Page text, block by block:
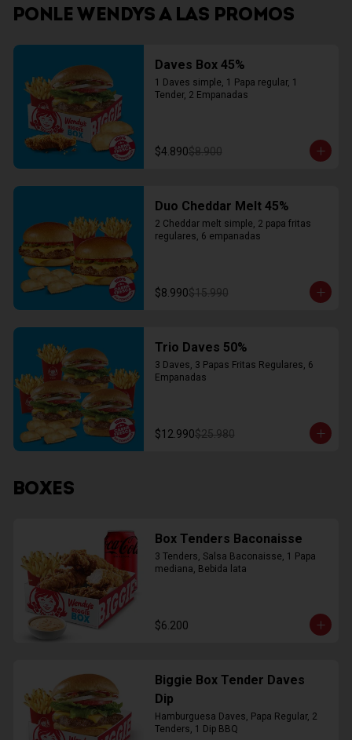
PONLE WENDYS A LAS PROMOS
Daves Box 45%
1 Daves simple, 1 Papa regular, 1
Tender, 2 Empanadas
$4.890$8.900
Duo Cheddar Melt 45%
2 Cheddar melt simple, 2 papa fritas
regulares, 6 empanadas
$8.990$15.990
Trio Daves 50%
3 Daves, 3 Papas Fritas Regulares, 6
Empanadas
$12.990$25.980
BOXES
Box Tenders Baconaisse
3 Tenders, Salsa Baconaisse, 1 Papa
mediana, Bebida lata
$6.200
Biggie Box Tender Daves
Dip
Hamburguesa Daves, Papa Regular, 2
Tenders, 1 Dip BBQ